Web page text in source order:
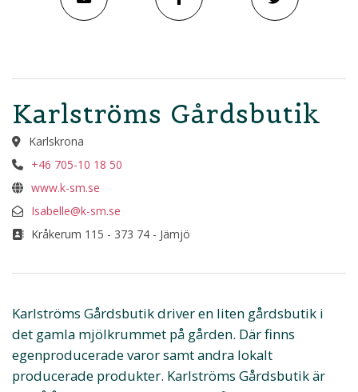
Karlströms Gårdsbutik
Karlskrona
+46 705-10 18 50
www.k-sm.se
Isabelle@k-sm.se
Kråkerum 115 - 373 74 - Jämjö
Karlströms Gårdsbutik driver en liten gårdsbutik i
det gamla mjölkrummet på gården. Där finns
egenproducerade varor samt andra lokalt
producerade produkter. Karlströms Gårdsbutik är